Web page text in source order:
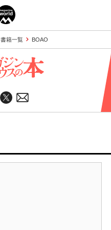
書籍一覧 BOAO